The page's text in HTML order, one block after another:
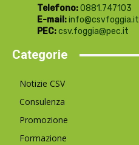
Telefono:0881.747103
E-mail:info@csvfoggia.it
PEC:csv.foggia@pec.it
Categorie
Notizie CSV
Consulenza
Promozione
Formazione